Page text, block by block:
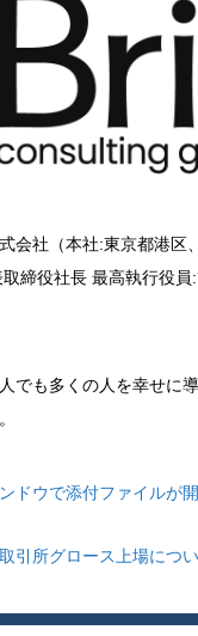
会社（本社:東京都港
締役社⾧ 最高執行役
でも多くの人を幸せに
ドウで添付ファイルが開
引所グロース上場につ